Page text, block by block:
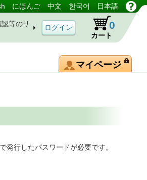
にほんご 中文 한국어 日本語
認等のサ
カート
0
マイページ
発行したパスワードが必要です。